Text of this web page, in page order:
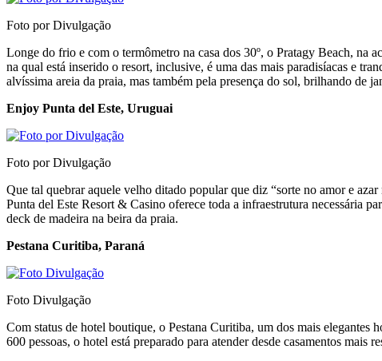
Foto por Divulgação
Longe do frio e com o termômetro na casa dos 30º, o Pratagy Beach, na
na qual está inserido o resort, inclusive, é uma das mais paradisíacas e
alvíssima areia da praia, mas também pela presença do sol, brilhando de
Enjoy Punta del Este, Uruguai
Foto por Divulgação
Que tal quebrar aquele velho ditado popular que diz “sorte no amor e
Punta del Este Resort & Casino oferece toda a infraestrutura necessária
deck de madeira na beira da praia.
Pestana Curitiba, Paraná
Foto Divulgação
Com status de hotel boutique, o Pestana Curitiba, um dos mais elegantes
600 pessoas, o hotel está preparado para atender desde casamentos mais